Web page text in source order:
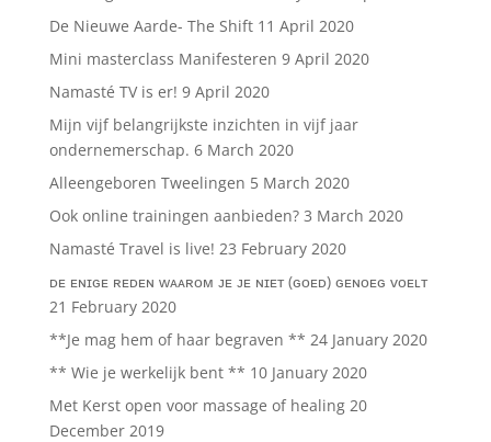
De Nieuwe Aarde- The Shift 11 April 2020
Mini masterclass Manifesteren 9 April 2020
Namasté TV is er! 9 April 2020
Mijn vijf belangrijkste inzichten in vijf jaar
ondernemerschap. 6 March 2020
Alleengeboren Tweelingen 5 March 2020
Ook online trainingen aanbieden? 3 March 2020
Namasté Travel is live! 23 February 2020
ᴅᴇ ᴇɴɪɢᴇ ʀᴇᴅᴇɴ ᴡᴀᴀʀᴏᴍ ᴊᴇ ᴊᴇ ɴɪᴇᴛ (ɢᴏᴇᴅ) ɢᴇɴᴏᴇɢ ᴠᴏᴇʟᴛ
21 February 2020
**Je mag hem of haar begraven ** 24 January 2020
** Wie je werkelijk bent ** 10 January 2020
Met Kerst open voor massage of healing 20
December 2019